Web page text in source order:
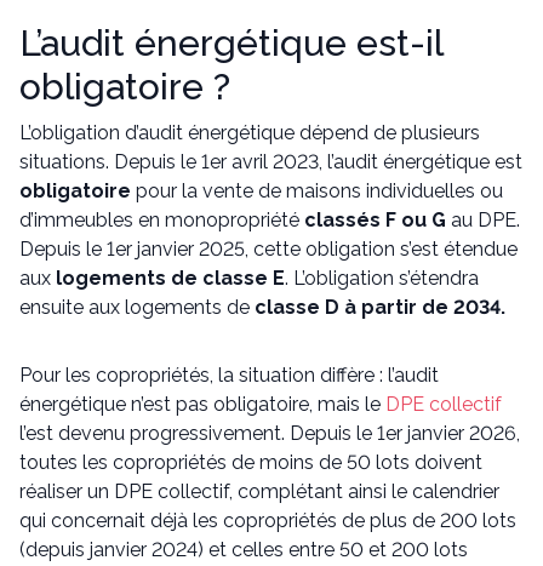
L’audit énergétique est-il
obligatoire ?
L’obligation d’audit énergétique dépend de plusieurs
situations. Depuis le 1er avril 2023, l’audit énergétique est
obligatoire pour la vente de maisons individuelles ou
d’immeubles en monopropriété classés F ou G au DPE.
Depuis le 1er janvier 2025, cette obligation s’est étendue
aux logements de classe E. L’obligation s’étendra
ensuite aux logements de classe D à partir de 2034.
Pour les copropriétés, la situation diffère : l’audit
énergétique n’est pas obligatoire, mais le DPE collectif
l’est devenu progressivement. Depuis le 1er janvier 2026,
toutes les copropriétés de moins de 50 lots doivent
réaliser un DPE collectif, complétant ainsi le calendrier
qui concernait déjà les copropriétés de plus de 200 lots
(depuis janvier 2024) et celles entre 50 et 200 lots